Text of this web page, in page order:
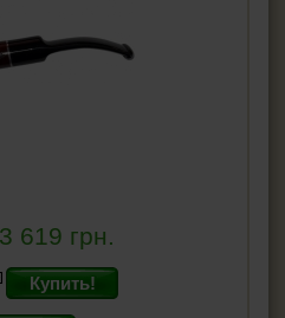
3 619 грн.
Купить!